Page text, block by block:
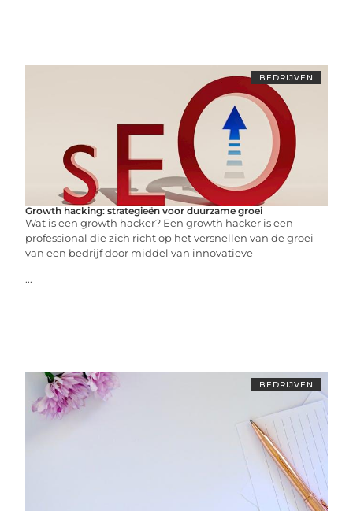
BEDRIJVEN
Growth hacking: strategieën voor duurzame groei
Wat is een growth hacker? Een growth hacker is een
professional die zich richt op het versnellen van de groei
van een bedrijf door middel van innovatieve
...
BEDRIJVEN